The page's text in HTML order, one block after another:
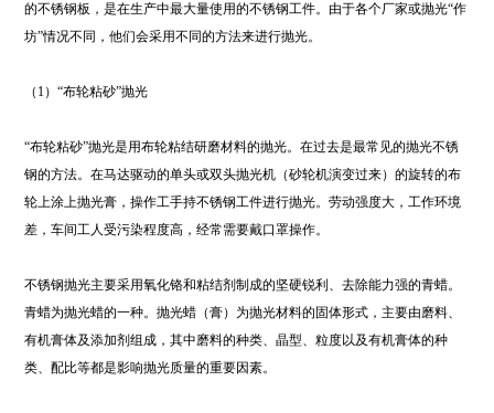
的不锈钢板，是在生产中最大量使用的不锈钢工件。由于各个厂家或抛光“作
坊”情况不同，他们会采用不同的方法来进行抛光。
（1）“布轮粘砂”抛光
“布轮粘砂”抛光是用布轮粘结研磨材料的抛光。在过去是最常见的抛光不锈
钢的方法。在马达驱动的单头或双头抛光机（砂轮机演变过来）的旋转的布
轮上涂上抛光膏，操作工手持不锈钢工件进行抛光。劳动强度大，工作环境
差，车间工人受污染程度高，经常需要戴口罩操作。
不锈钢抛光主要采用氧化铬和粘结剂制成的坚硬锐利、去除能力强的青蜡。
青蜡为抛光蜡的一种。抛光蜡（膏）为抛光材料的固体形式，主要由磨料、
有机膏体及添加剂组成，其中磨料的种类、晶型、粒度以及有机膏体的种
类、配比等都是影响抛光质量的重要因素。